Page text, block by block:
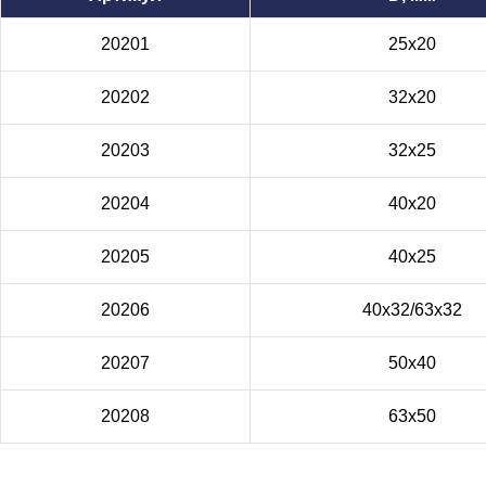
20201 25x20
20202 32x20
20203 32x25
20204 40x20
20205 40x25
20206 40x32/63x32
20207 50x40
20208 63x50